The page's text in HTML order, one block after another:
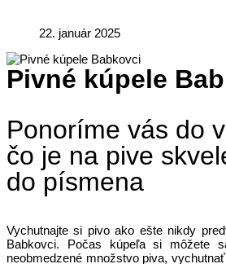
22. január 2025
Pivné kúpele
Ponoríme vás do
čo je na pive
do písmena
Vychutnajte si pivo ako ešte nikdy
Babkovci. Počas kúpeľa si môžete
neobmedzené množstvo piva,